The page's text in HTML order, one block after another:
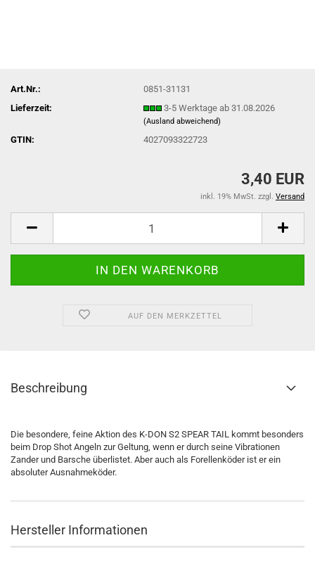
Art.Nr.:
0851-31131
Lieferzeit:
3-5 Werktage ab 31.08.2026
(Ausland abweichend)
GTIN: 4027093322723
3,40 EUR
inkl. 19% MwSt. zzgl. Versand
AUF DEN MERKZETTEL
Beschreibung
Die besondere, feine Aktion des K-DON S2 SPEAR TAIL kommt besonders
beim Drop Shot Angeln zur Geltung, wenn er durch seine Vibrationen
Zander und Barsche überlistet. Aber auch als Forellenköder ist er ein
absoluter Ausnahmeköder.
Hersteller Informationen